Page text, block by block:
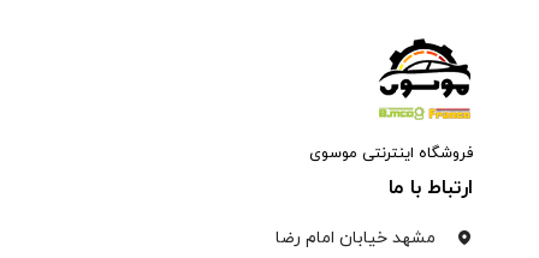
فروشگاه اینترنتی موسوی
ارتباط با ما
مشهد خیابان امام رضا